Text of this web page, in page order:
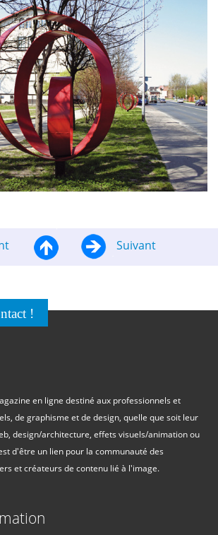
Suivant
!
en ligne destiné aux professionnels et
de graphisme et de design, quelle que soit leur
design/architecture, effets visuels/animation ou
d'être un lien pour la communauté des
et créateurs de contenu lié à l'image.